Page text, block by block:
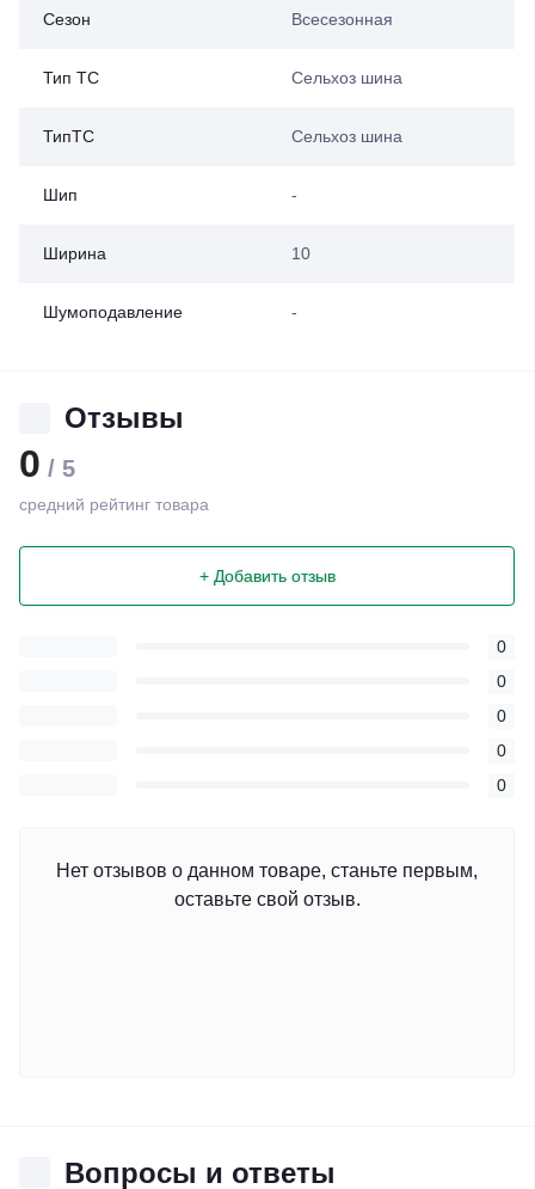
Сезон Всесезонная
Тип ТС Сельхоз шина
ТипТС Сельхоз шина
Шип -
Ширина 10
Шумоподавление -
Отзывы
0 / 5
средний рейтинг товара
+ Добавить отзыв
0
0
0
0
0
Нет отзывов о данном товаре, станьте первым,
оставьте свой отзыв.
Вопросы и ответы